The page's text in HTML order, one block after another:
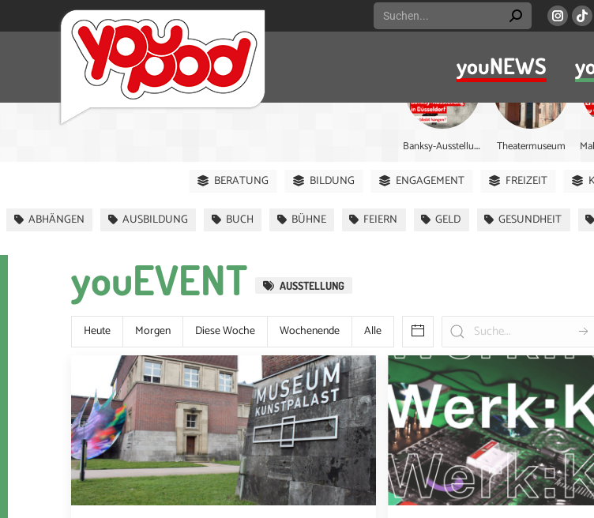
Search:
opens
new
in
youNEWS
B
anksy-Ausstellung Theatermuseum
BERATUNG BILDUNG ENGAGEMENT FREIZEIT
ABHÄNGEN AUSBILDUNG BUCH BÜHNE FEIERN GELD GESUNDHEIT
youEVENT AUSSTELLUNG
Heute Morgen Diese Woche Wochenende Alle